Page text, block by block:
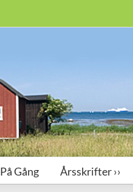
På Gång Årsskrifter ››